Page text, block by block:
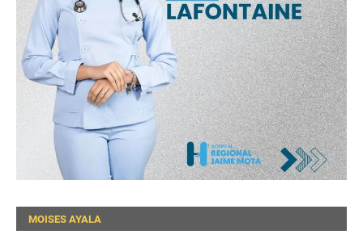
MOISES AYALA